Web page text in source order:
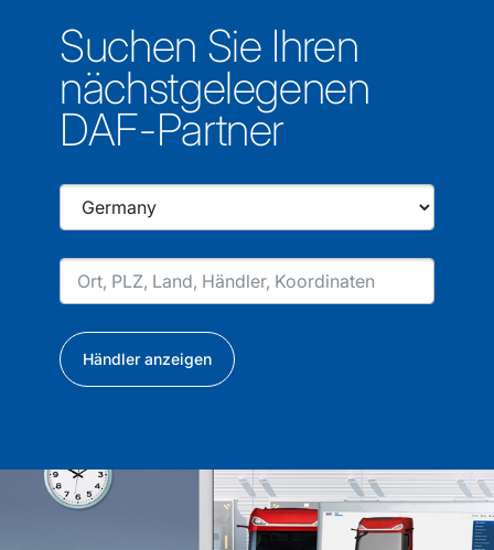
Suchen Sie Ihren
nächstgelegenen
DAF-Partner
Händler anzeigen